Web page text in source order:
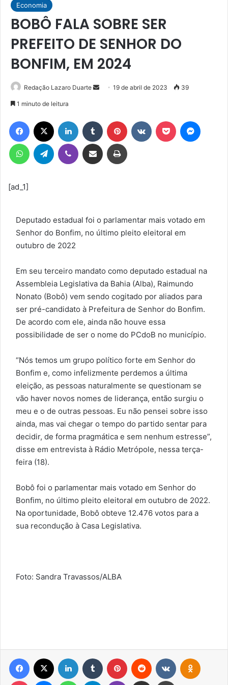
Economia
BOBÔ FALA SOBRE SER
PREFEITO DE SENHOR DO
BONFIM, EM 2024
Redação Lazaro Duarte
Mande
mail
19 de abril de 2023 39
1 minuto de leitura
Facebook Linkedin Tumblr Pinterest Pocket
WhatsAppTelegram Viber Compartilhar via e-mail Imprimir
[ad_1]
Deputado estadual foi o parlamentar mais votado em
Senhor do Bonfim, no último pleito eleitoral em
outubro de 2022
Em seu terceiro mandato como deputado estadual na
Assembleia Legislativa da Bahia (Alba), Raimundo
Nonato (Bobô) vem sendo cogitado por aliados para
ser pré-candidato à Prefeitura de Senhor do Bonfim.
De acordo com ele, ainda não houve essa
possibilidade de ser o nome do PCdoB no município.
“Nós temos um grupo político forte em Senhor do
Bonfim e, como infelizmente perdemos a última
eleição, as pessoas naturalmente se questionam se
vão haver novos nomes de liderança, então surgiu o
meu e o de outras pessoas. Eu não pensei sobre isso
ainda, mas vai chegar o tempo do partido sentar para
decidir, de forma pragmática e sem nenhum estresse”,
disse em entrevista à Rádio Metrópole, nessa terça-
feira (18).
Bobô foi o parlamentar mais votado em Senhor do
Bonfim, no último pleito eleitoral em outubro de 2022.
Na oportunidade, Bobô obteve 12.476 votos para a
sua recondução à Casa Legislativa.
Foto: Sandra Travassos/ALBA
Facebook Linkedin Tumblr Pinterest Reddit
Pocket MessengerWhatsAppTelegram Viber Compartilhar via e-mail Imprimir